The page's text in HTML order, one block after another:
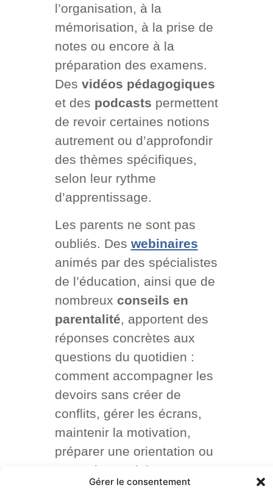
Gérer le consentement
l’organisation, à la
mémorisation, à la prise de
notes ou encore à la
préparation des examens.
Des vidéos pédagogiques
et des podcasts permettent
de revoir certaines notions
autrement ou d’approfondir
des thèmes spécifiques,
selon leur rythme
d’apprentissage.
Les parents ne sont pas
oubliés. Des webinaires
animés par des spécialistes
de l’éducation, ainsi que de
nombreux conseils en
parentalité, apportent des
réponses concrètes aux
questions du quotidien :
comment accompagner les
devoirs sans créer de
conflits, gérer les écrans,
maintenir la motivation,
préparer une orientation ou
soutenir un adolescent en
période d’examens.